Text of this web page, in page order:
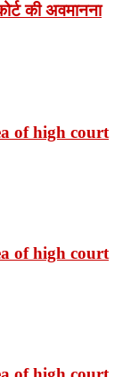
की अवमानना
of high court
of high court